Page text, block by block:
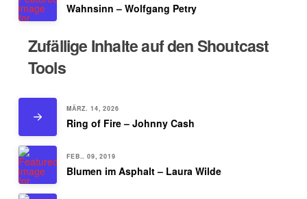
Wahnsinn – Wolfgang Petry
Zufällige Inhalte auf den Shoutcast
Tools
MÄRZ. 14, 2026
Ring of Fire – Johnny Cash
FEB.. 09, 2019
Blumen im Asphalt – Laura Wilde